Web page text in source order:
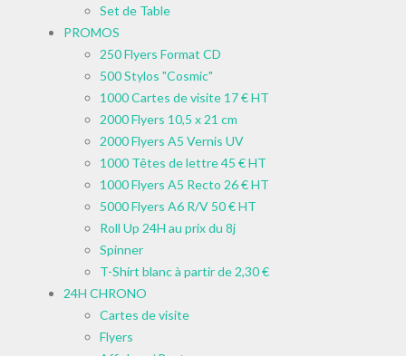
Set de Table
PROMOS
250 Flyers Format CD
500 Stylos "Cosmic"
1000 Cartes de visite 17 € HT
2000 Flyers 10,5 x 21 cm
2000 Flyers A5 Vernis UV
1000 Têtes de lettre 45 € HT
1000 Flyers A5 Recto 26 € HT
5000 Flyers A6 R/V 50 € HT
Roll Up 24H au prix du 8j
Spinner
T-Shirt blanc à partir de 2,30 €
24H CHRONO
Cartes de visite
Flyers